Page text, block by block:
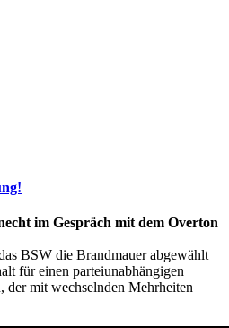
im Gespräch mit dem Overton
BSW die Brandmauer abgewählt
für einen parteiunabhängigen
der mit wechselnden Mehrheiten